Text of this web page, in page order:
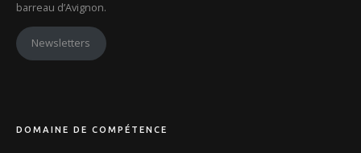
barreau d’Avignon.
Newsletters
DOMAINE DE COMPÉTENCE